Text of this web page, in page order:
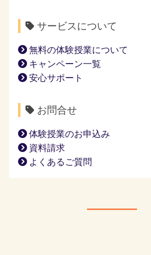
サービスについて
無料の体験授業について
キャンペーン一覧
安心サポート
お問合せ
体験授業のお申込み
資料請求
よくあるご質問